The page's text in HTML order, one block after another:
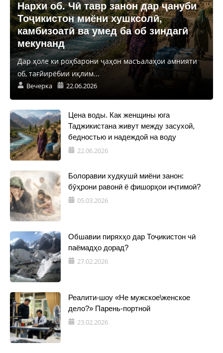
Нархи об. Чӣ тавр занон дар ҷануби
Тоҷикистон миёни хушксолӣ,
камбизоатӣ ва умед ба об зиндагӣ
мекунанд
Дар ҳоле ки роҳбарони ҷаҳон масъалаҳои амнияти
об, тағйирёбии иқлим...
Вечерка 22.06.2026
Цена воды. Как женщины юга
Таджикистана живут между засухой,
бедностью и надеждой на воду
22.06.2026
Болоравии худкушӣ миёни занон:
бӯҳрони равонӣ ё фишорҳои иҷтимоӣ?
05.03.2026
Обшавии пиряхҳо дар Тоҷикистон чӣ
паёмадҳо дорад?
27.02.2026
Реалити-шоу «Не мужское\женское
дело?» Парень-портной
23.02.2026